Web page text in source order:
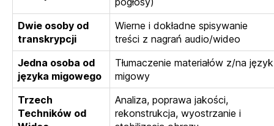
Dwie osoby od
transkrypcji
Wierne i dokładne spisywanie
treści z nagrań audio/wideo
Jedna osoba od
języka migowego
Tłumaczenie materiałów z/na język
migowy
Trzech
Techników od
Analiza, poprawa jakości,
rekonstrukcja, wyostrzanie i